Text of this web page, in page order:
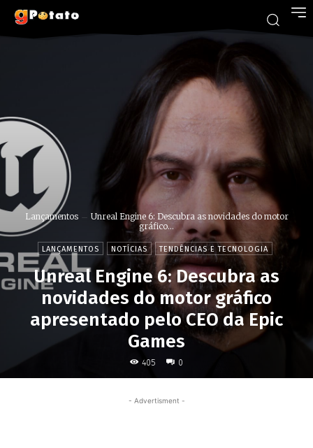
Lançamentos
Unreal Engine 6: Descubra as novidades do motor
gráfico...
LANÇAMENTOS NOTÍCIAS TENDÊNCIAS E TECNOLOGIA
Unreal Engine 6: Descubra as
novidades do motor gráfico
apresentado pelo CEO da Epic
Games
405 0
- Advertisment -